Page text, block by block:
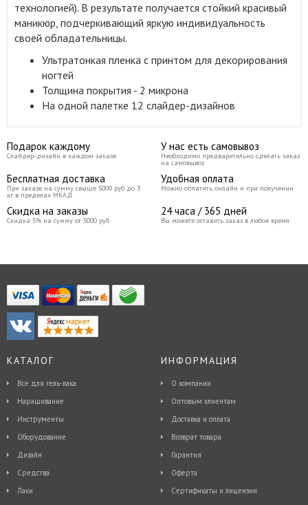
технологией). В результате получается стойкий красивый
маникюр, подчеркивающий яркую индивидуальность
своей обладательницы.
Ультратонкая пленка с принтом для декорирования
ногтей
Толщина покрытия - 2 микрона
На одной палетке 12 слайдер-дизайнов
Подарок каждому
Слайдер-дизайн в каждом заказе
У нас есть самовывоз
Необходимо предварительно сделать заказ
на самовывоз
Бесплатная доставка
При заказе на сумму свыше 5000 руб до 3
кг в пределах МКАД
Удобная оплата
Можно оплатить онлайн и при получении
Скидка на заказы
Скидка 5% на сумму от 5000 руб
24 часа / 365 дней
Вы можете оставить заказ в любое время
КАТАЛОГ
Все для гель-лака
Наращивание
Инструменты
Оборудование
Дизайн
Средства
Лаки
ИНФОРМАЦИЯ
О компании
Оптовым клиентам
Доставка и оплата
Возврат товара
Гарантия
Оферта
Сертификаты и лицензии